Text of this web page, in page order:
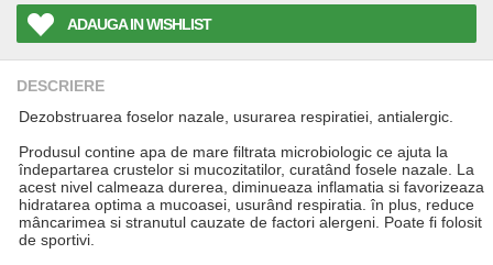
ADAUGA IN WISHLIST
DESCRIERE
Dezobstruarea foselor nazale, usurarea respiratiei, antialergic.
Produsul contine apa de mare filtrata microbiologic ce ajuta la
îndepartarea crustelor si mucozitatilor, curatând fosele nazale. La
acest nivel calmeaza durerea, diminueaza inflamatia si favorizeaza
hidratarea optima a mucoasei, usurând respiratia. în plus, reduce
mâncarimea si stranutul cauzate de factori alergeni. Poate fi folosit
de sportivi.